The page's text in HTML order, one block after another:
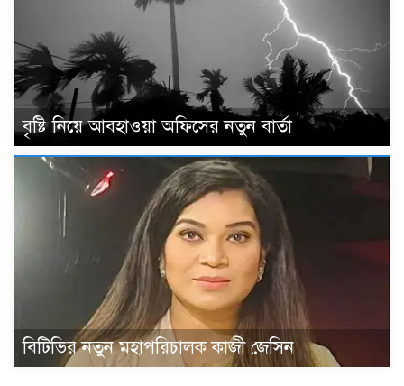
বৃষ্টি নিয়ে আবহাওয়া অফিসের নতুন বার্তা
বিটিভির নতুন মহাপরিচালক কাজী জেসিন